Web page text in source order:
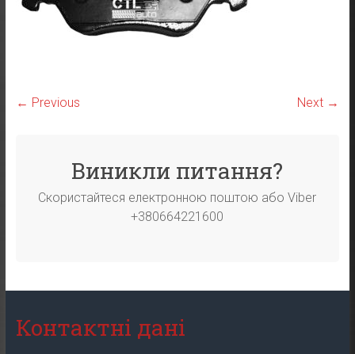
← Previous Next →
Виникли питання?
Скористайтеся електронною поштою або Viber
+380664221600
Контактні дані